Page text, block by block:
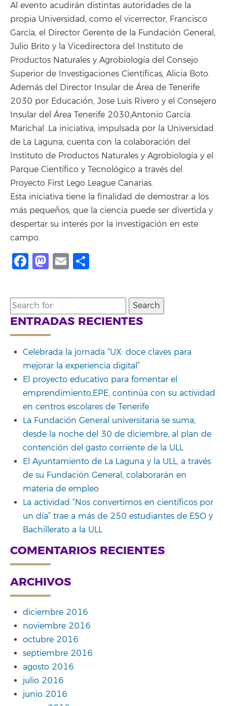
Al evento acudirán distintas autoridades de la
propia Universidad, como el vicerrector, Francisco
García, el Director Gerente de la Fundación General,
Julio Brito y la Vicedirectora del Instituto de
Productos Naturales y Agrobiología del Consejo
Superior de Investigaciones Científicas, Alicia Boto.
Además del Director Insular de Área de Tenerife
2030 por Educación, Jose Luis Rivero y el Consejero
Insular del Área Tenerife 2030,Antonio García
Marichal .La iniciativa, impulsada por la Universidad
de La Laguna, cuenta con la colaboración del
Instituto de Productos Naturales y Agrobiología y el
Parque Científico y Tecnológico a través del
Proyecto First Lego League Canarias.
Esta iniciativa tiene la finalidad de demostrar a los
más pequeños, que la ciencia puede ser divertida y
despertar su interés por la investigación en este
campo.
Facebook
Mastodon
Email
Search
for:
ENTRADAS RECIENTES
Celebrada la jornada “UX: doce claves para
mejorar la experiencia digital”
El proyecto educativo para fomentar el
emprendimiento,EPE, continúa con su actividad
en centros escolares de Tenerife
La Fundación General universitaria se suma,
desde la noche del 30 de diciembre, al plan de
contención del gasto corriente de la ULL
El Ayuntamiento de La Laguna y la ULL, a través
de su Fundación General, colaborarán en
materia de empleo
La actividad “Nos convertimos en científicos por
un día” trae a más de 250 estudiantes de ESO y
Bachillerato a la ULL
COMENTARIOS RECIENTES
ARCHIVOS
diciembre 2016
noviembre 2016
octubre 2016
septiembre 2016
agosto 2016
julio 2016
junio 2016